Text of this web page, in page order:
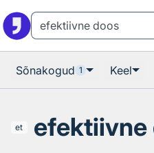
Sõnakogud 1 Keel
et efektiivne